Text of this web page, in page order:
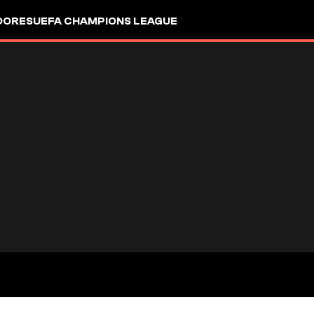
UEFA CHAMPIONS LEAGUE